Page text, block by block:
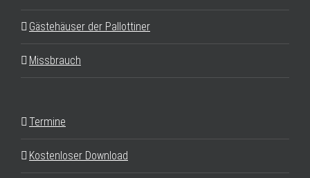
Gästehäuser der Pallottiner
Missbrauch
Termine
Kostenloser Download